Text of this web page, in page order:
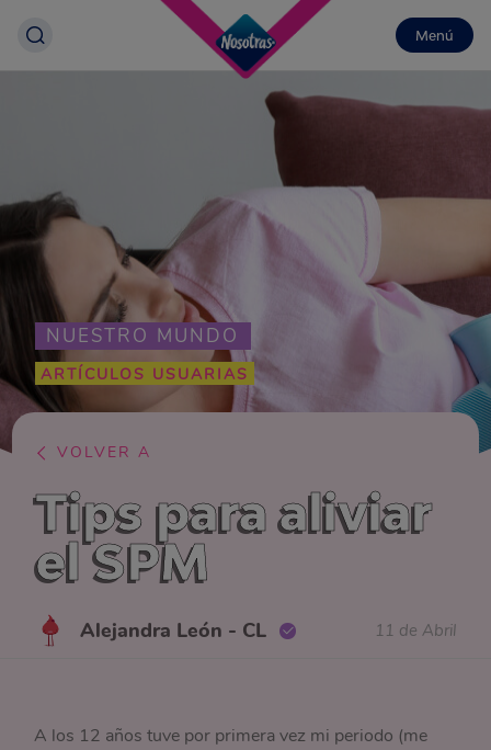
Menú
NUESTRO MUNDO
ARTÍCULOS USUARIAS
VOLVER A
Tips para aliviar
el SPM
Alejandra León - CL 11 de Abril
A los 12 años tuve por primera vez mi periodo (me